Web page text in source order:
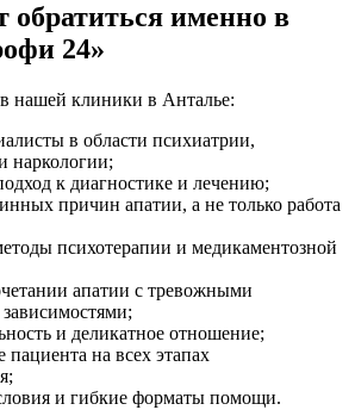
обратиться именно в
24»
нашей клиники в Анталье:
в области психиатрии,
наркологии;
к диагностике и лечению;
причин апатии, а не только работа
психотерапии и медикаментозной
апатии с тревожными
и деликатное отношение;
пациента на всех этапах
и гибкие форматы помощи.